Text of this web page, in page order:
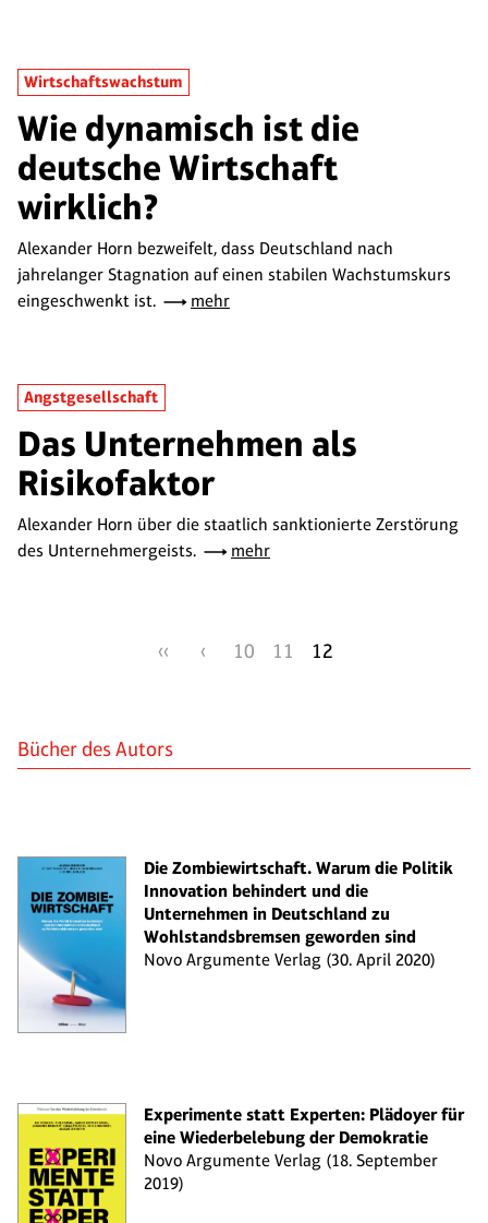
Wirtschaftswachstum
Wie dynamisch ist die
deutsche Wirtschaft
wirklich?
Alexander Horn bezweifelt, dass Deutschland nach
jahrelanger Stagnation auf einen stabilen Wachstumskurs
eingeschwenkt ist.
mehr
Angstgesellschaft
Das Unternehmen als
Risikofaktor
Alexander Horn über die staatlich sanktionierte Zerstörung
des Unternehmergeists.
mehr
‹‹ ‹ 10 11 12
Bücher des Autors
Die Zombiewirtschaft. Warum die Politik
Innovation behindert und die
Unternehmen in Deutschland zu
Wohlstandsbremsen geworden sind
Novo Argumente Verlag (30. April 2020)
Experimente statt Experten: Plädoyer für
eine Wiederbelebung der Demokratie
Novo Argumente Verlag (18. September
2019)